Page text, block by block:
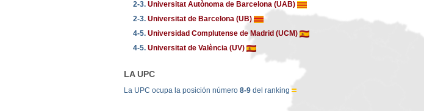
2-3. Universitat Autònoma de Barcelona (UAB)
2-3. Universitat de Barcelona (UB)
4-5. Universidad Complutense de Madrid (UCM)
4-5. Universitat de València (UV)
LA UPC
La UPC ocupa la posición número 8-9 del ranking